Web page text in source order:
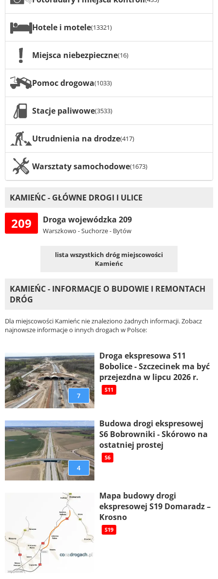
Hotele i motele(13321)
Miejsca niebezpieczne(16)
Pomoc drogowa(1033)
Stacje paliwowe(3533)
Utrudnienia na drodze(417)
Warsztaty samochodowe(1673)
KAMIEŃC - GŁÓWNE DROGI I ULICE
209 Droga wojewódzka 209
Warszkowo - Suchorze - Bytów
lista wszystkich dróg miejscowości
Kamieńc
KAMIEŃC - INFORMACJE O BUDOWIE I REMONTACH
DRÓG
Dla miejscowości Kamieńc nie znaleziono żadnych informacji. Zobacz
najnowsze informacje o innych drogach w Polsce:
7
Droga ekspresowa S11
Bobolice - Szczecinek ma być
przejezdna w lipcu 2026 r.
S11
4
Budowa drogi ekspresowej
S6 Bobrowniki - Skórowo na
ostatniej prostej
S6
Mapa budowy drogi
ekspresowej S19 Domaradz –
Krosno
S19